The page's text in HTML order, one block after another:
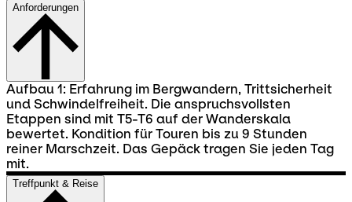
Anforderungen
Aufbau 1: Erfahrung im Bergwandern, Trittsicherheit
und Schwindelfreiheit. Die anspruchsvollsten
Etappen sind mit T5-T6 auf der Wanderskala
bewertet. Kondition für Touren bis zu 9 Stunden
reiner Marschzeit. Das Gepäck tragen Sie jeden Tag
mit.
Treffpunkt & Reise